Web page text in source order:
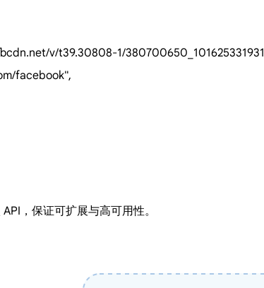
1.fna.fbcdn.net/v/t39.30808-1/
facebook",
，保证可扩展与高可用性。